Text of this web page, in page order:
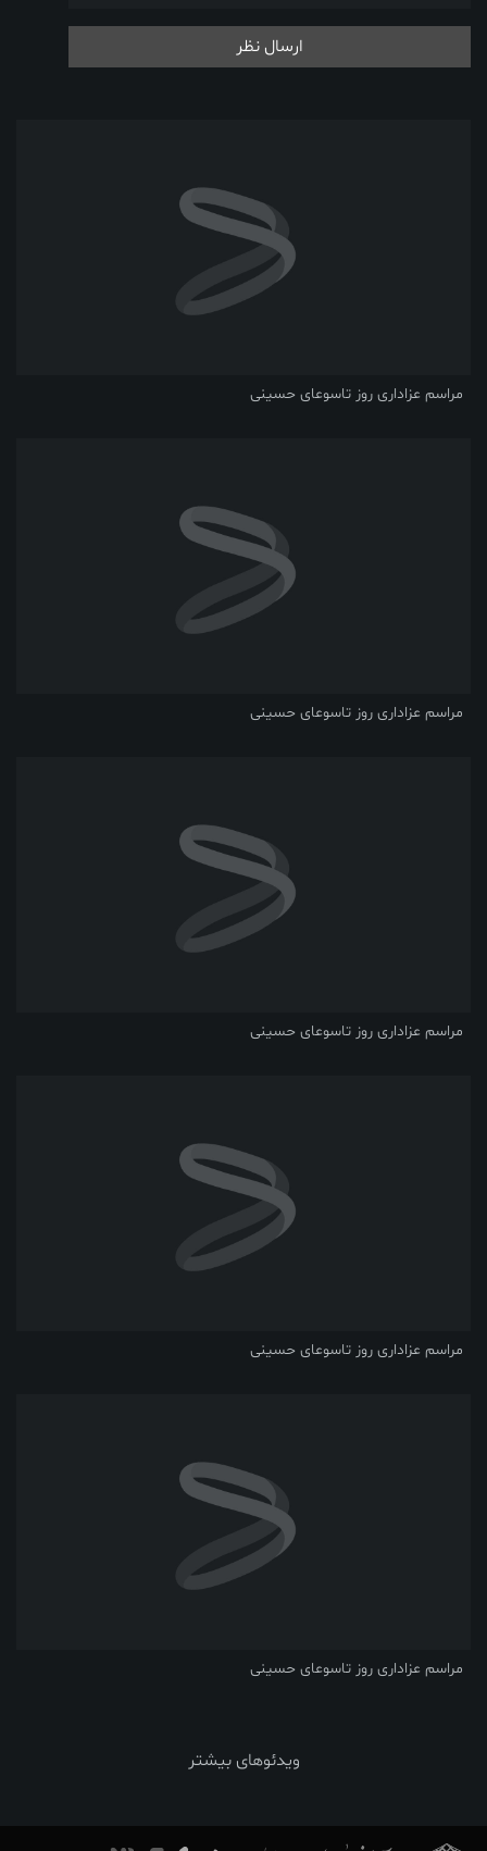
ارسال نظر
مراسم عزاداری روز تاسوعای حسینی
مراسم عزاداری روز تاسوعای حسینی
مراسم عزاداری روز تاسوعای حسینی
مراسم عزاداری روز تاسوعای حسینی
مراسم عزاداری روز تاسوعای حسینی
ویدئوهای بیشتر